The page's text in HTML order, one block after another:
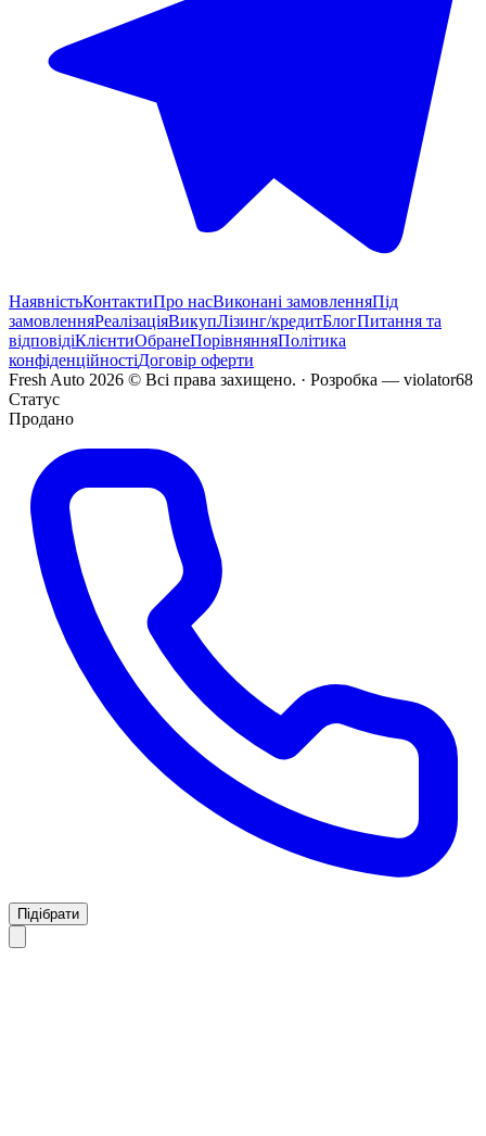
НаявністьКонтактиПро насВиконані замовленняПід
замовленняРеалізаціяВикупЛізинг/кредитБлогПитання та
відповідіКлієнтиОбранеПорівнянняПолітика
конфіденційностіДоговір оферти
Fresh Auto 2026 © Всі права захищено. · Розробка — violator68
Статус
Продано
Підібрати